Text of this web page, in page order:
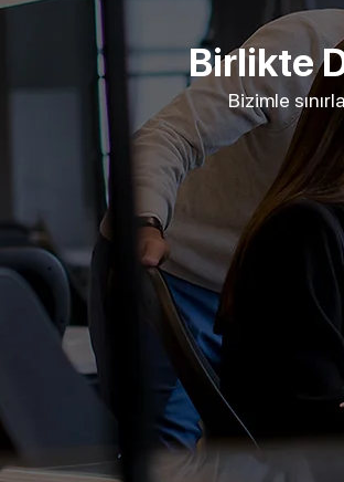
Birlikte
Bizimle